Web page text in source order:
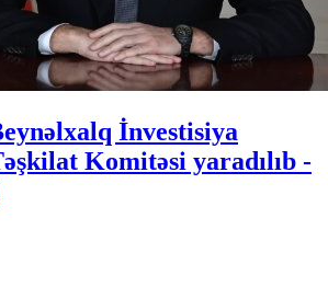
İnvestisiya
Komitəsi yaradılıb -